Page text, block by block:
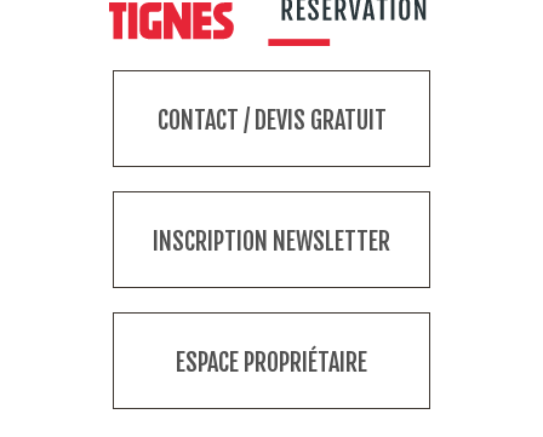
CONTACT / DEVIS GRATUIT
INSCRIPTION NEWSLETTER
ESPACE PROPRIÉTAIRE